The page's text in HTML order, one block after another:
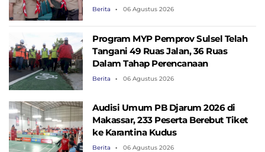
Berita 06 Agustus 2026
Program MYP Pemprov Sulsel Telah
Tangani 49 Ruas Jalan, 36 Ruas
Dalam Tahap Perencanaan
Berita 06 Agustus 2026
Audisi Umum PB Djarum 2026 di
Makassar, 233 Peserta Berebut Tiket
ke Karantina Kudus
Berita 06 Agustus 2026